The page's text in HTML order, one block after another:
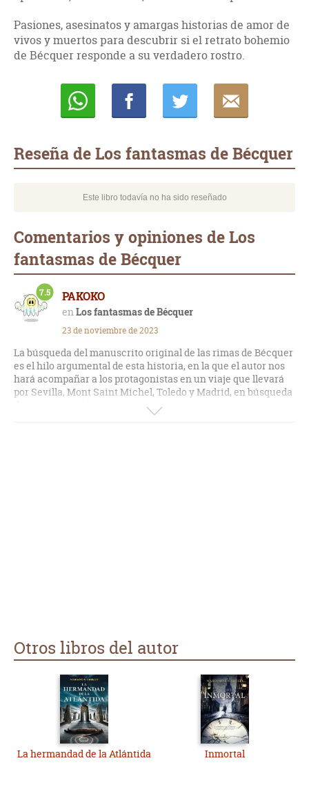
Pasiones, asesinatos y amargas historias de amor de
vivos y muertos para descubrir si el retrato bohemio
de Bécquer responde a su verdadero rostro.
Reseña de Los fantasmas de Bécquer
Este libro todavía no ha sido reseñado
Comentarios y opiniones de Los
fantasmas de Bécquer
PAKOKO
Los fantasmas de Bécquer
7.5
23 de noviembre de 2023
La búsqueda del manuscrito original de las rimas de Bécquer
es el hilo argumental de esta historia, en la que el autor nos
hará acompañar a los protagonistas en un viaje que llevará
por Sevilla, Mont Saint Michel, Toledo y Madrid, en búsqueda
Otros libros del autor
La hermandad de la Atlántida Inmortal